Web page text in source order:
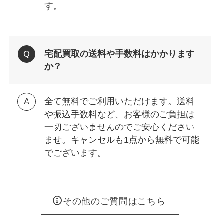
す。
宅配買取の送料や手数料はかかります
か？
全て無料でご利用いただけます。送料
や振込手数料など、お客様のご負担は
一切ございませんのでご安心ください
ませ。キャンセルも1点から無料で可能
でございます。
その他のご質問はこちら